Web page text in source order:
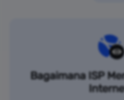
Bagaimana ISP